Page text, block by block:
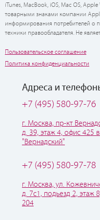
iTunes, MacBook, iOS, Mac OS,
товарными знаками компании
информирования потребителей о
техники правообладателя. Не
Пользовательское соглашение
Политика конфиденциальности
Адреса и
+7 (495) 580-97-76
г. Москва, пр-кт
д. 39, этаж 4, офис 425
"Вернадский"
+7 (495) 580-97-78
г. Москва, ул.
д. 7с1, подьезд 2, этаж
204